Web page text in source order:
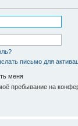
письмо для
меня
пребывание на